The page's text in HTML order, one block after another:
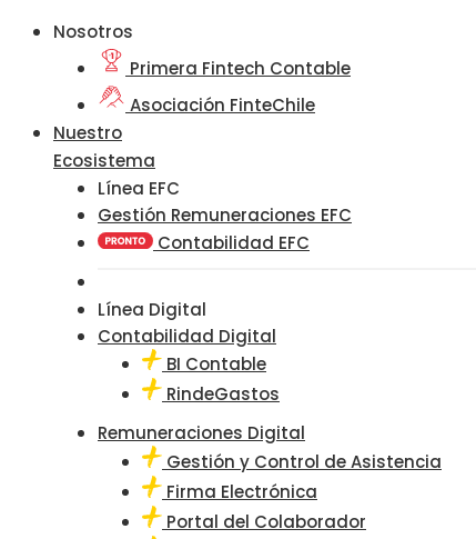
Nosotros
Primera Fintech Contable
Asociación FinteChile
Nuestro
Ecosistema
Línea EFC
Gestión Remuneraciones EFC
Contabilidad EFC
Línea Digital
Contabilidad Digital
BI Contable
RindeGastos
Remuneraciones Digital
Gestión y Control de Asistencia
Firma Electrónica
Portal del Colaborador